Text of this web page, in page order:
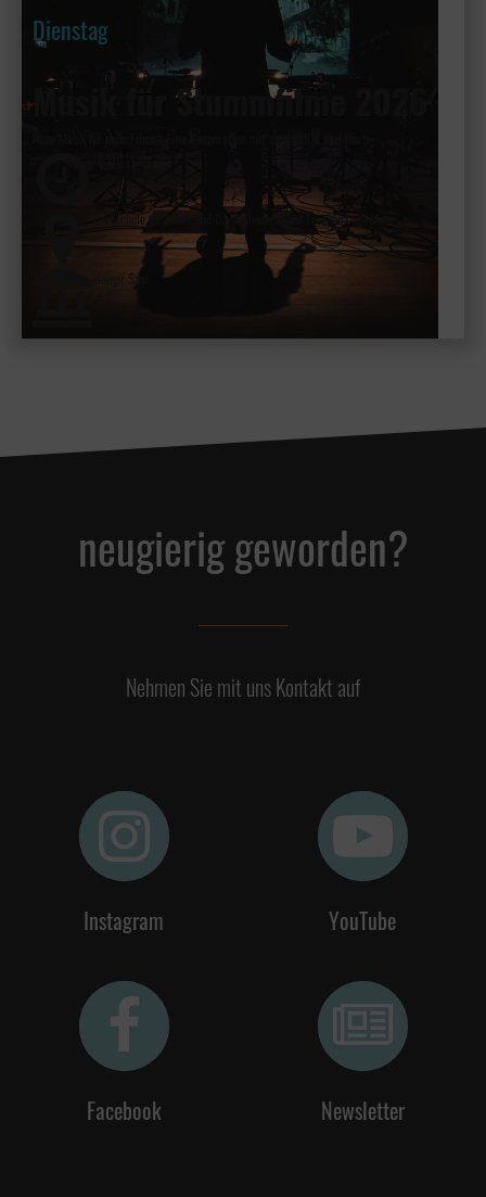
Dienstag
Musik für Stummfilme 2026
Hochschule für Musik und Darstellende Kunst Frankfurt am Main
kleiner Saal
neugierig geworden?
Nehmen Sie mit uns Kontakt auf
Instagram YouTube
Facebook Newsletter